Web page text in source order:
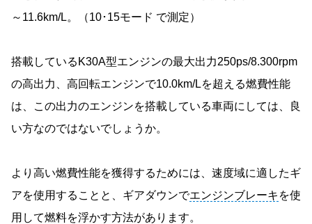
～11.6km/L。（10･15モード で測定）
搭載しているK30A型エンジンの最大出力250ps/8.300rpm
の高出力、高回転エンジンで10.0km/Lを超える燃費性能
は、この出力のエンジンを搭載している車両にしては、良
い方なのではないでしょうか。
より高い燃費性能を獲得するためには、速度域に適したギ
アを使用することと、ギアダウンでエンジンブレーキ を使
用して燃料を浮かす方法があります。